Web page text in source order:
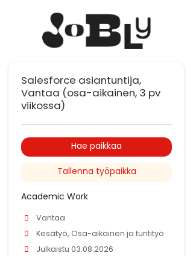
Salesforce asiantuntija,
Vantaa (osa-aikainen, 3 pv
viikossa)
Hae paikkaa
Tallenna työpaikka
Academic Work
Vantaa
Kesätyö, Osa-aikainen ja tuntityö
Julkaistu 03.08.2026